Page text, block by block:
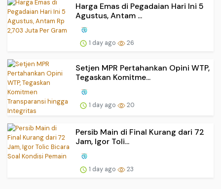
Harga Emas di Pegadaian Hari Ini 5
Agustus, Antam ...
1 day ago 26
Setjen MPR Pertahankan Opini WTP,
Tegaskan Komitme...
1 day ago 20
Persib Main di Final Kurang dari 72
Jam, Igor Toli...
1 day ago 23